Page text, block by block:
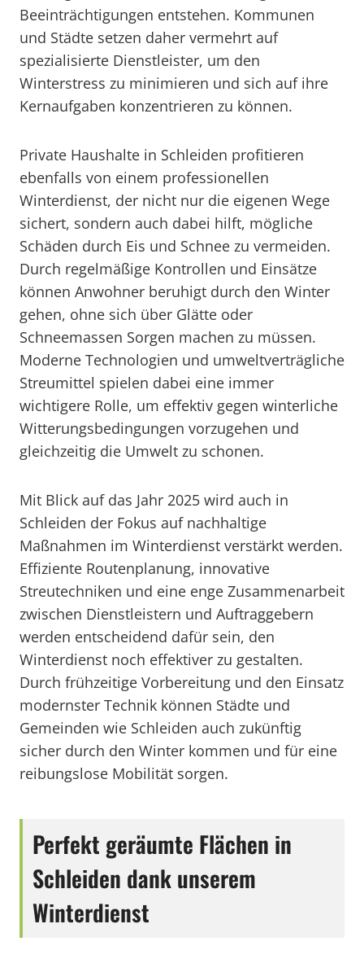
Beeinträchtigungen entstehen. Kommunen
und Städte setzen daher vermehrt auf
spezialisierte Dienstleister, um den
Winterstress zu minimieren und sich auf ihre
Kernaufgaben konzentrieren zu können.
Private Haushalte in Schleiden profitieren
ebenfalls von einem professionellen
Winterdienst, der nicht nur die eigenen Wege
sichert, sondern auch dabei hilft, mögliche
Schäden durch Eis und Schnee zu vermeiden.
Durch regelmäßige Kontrollen und Einsätze
können Anwohner beruhigt durch den Winter
gehen, ohne sich über Glätte oder
Schneemassen Sorgen machen zu müssen.
Moderne Technologien und umweltverträgliche
Streumittel spielen dabei eine immer
wichtigere Rolle, um effektiv gegen winterliche
Witterungsbedingungen vorzugehen und
gleichzeitig die Umwelt zu schonen.
Mit Blick auf das Jahr 2025 wird auch in
Schleiden der Fokus auf nachhaltige
Maßnahmen im Winterdienst verstärkt werden.
Effiziente Routenplanung, innovative
Streutechniken und eine enge Zusammenarbeit
zwischen Dienstleistern und Auftraggebern
werden entscheidend dafür sein, den
Winterdienst noch effektiver zu gestalten.
Durch frühzeitige Vorbereitung und den Einsatz
modernster Technik können Städte und
Gemeinden wie Schleiden auch zukünftig
sicher durch den Winter kommen und für eine
reibungslose Mobilität sorgen.
Perfekt geräumte Flächen in
Schleiden dank unserem
Winterdienst